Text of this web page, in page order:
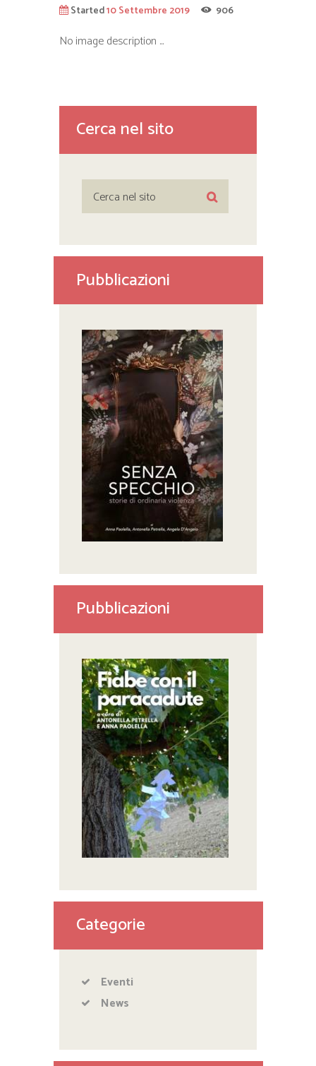
Started10 Settembre 2019 906
No image description ...
Cerca nel sito
Pubblicazioni
Pubblicazioni
Categorie
Eventi
News